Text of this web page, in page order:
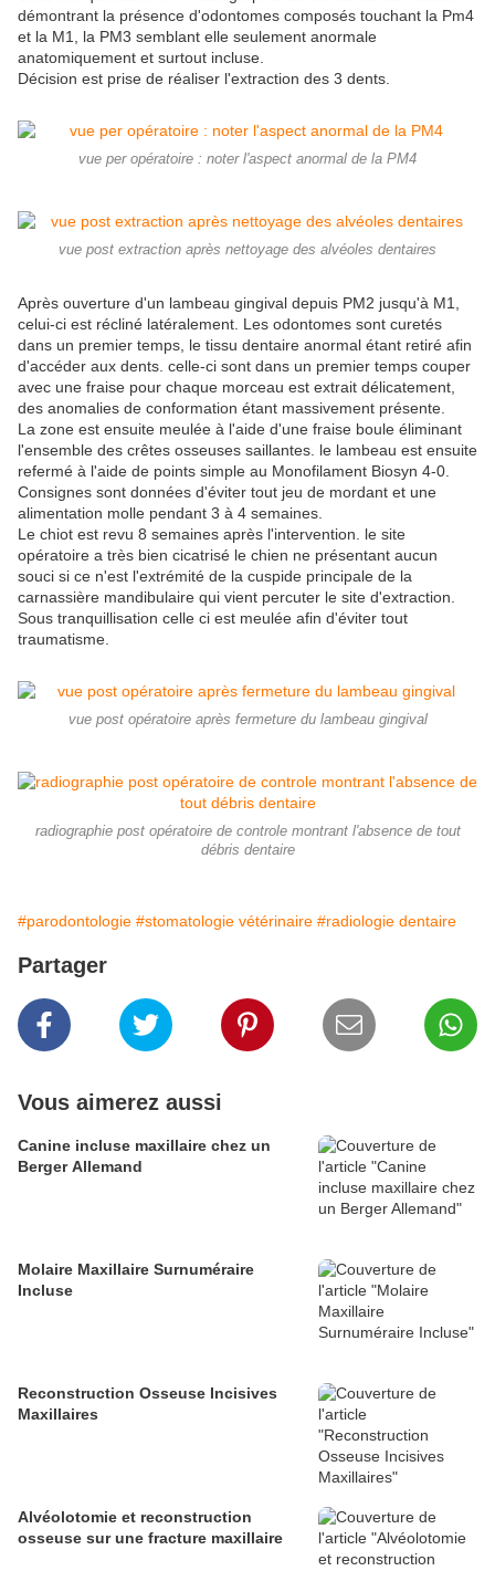
démontrant la présence d'odontomes composés touchant la Pm4
et la M1, la PM3 semblant elle seulement anormale
anatomiquement et surtout incluse.
Décision est prise de réaliser l'extraction des 3 dents.
vue per opératoire : noter l'aspect anormal de la PM4
vue post extraction après nettoyage des alvéoles dentaires
Après ouverture d'un lambeau gingival depuis PM2 jusqu'à M1,
celui-ci est récliné latéralement. Les odontomes sont curetés
dans un premier temps, le tissu dentaire anormal étant retiré afin
d'accéder aux dents. celle-ci sont dans un premier temps couper
avec une fraise pour chaque morceau est extrait délicatement,
des anomalies de conformation étant massivement présente.
La zone est ensuite meulée à l'aide d'une fraise boule éliminant
l'ensemble des crêtes osseuses saillantes. le lambeau est ensuite
refermé à l'aide de points simple au Monofilament Biosyn 4-0.
Consignes sont données d'éviter tout jeu de mordant et une
alimentation molle pendant 3 à 4 semaines.
Le chiot est revu 8 semaines après l'intervention. le site
opératoire a très bien cicatrisé le chien ne présentant aucun
souci si ce n'est l'extrémité de la cuspide principale de la
carnassière mandibulaire qui vient percuter le site d'extraction.
Sous tranquillisation celle ci est meulée afin d'éviter tout
traumatisme.
vue post opératoire après fermeture du lambeau gingival
radiographie post opératoire de controle montrant l'absence de tout
débris dentaire
#parodontologie #stomatologie vétérinaire #radiologie dentaire
Partager
Vous aimerez aussi
Canine incluse maxillaire chez un
Berger Allemand
Molaire Maxillaire Surnuméraire
Incluse
Reconstruction Osseuse Incisives
Maxillaires
Alvéolotomie et reconstruction
osseuse sur une fracture maxillaire